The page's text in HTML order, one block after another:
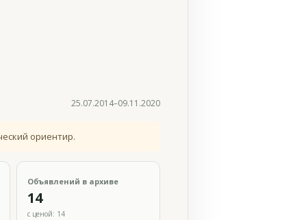
25.07.2014–09.11.2020
ориентир.
Объявлений в архиве
14
с ценой: 14